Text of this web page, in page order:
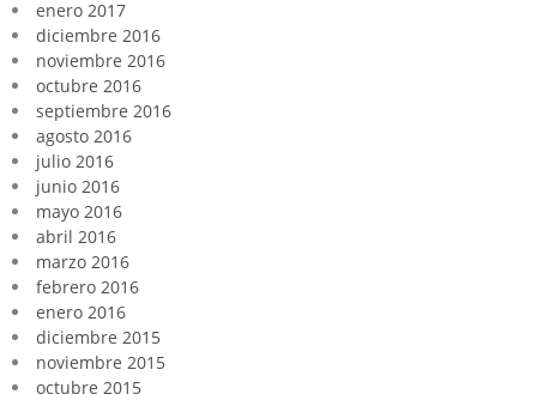
enero 2017
diciembre 2016
noviembre 2016
octubre 2016
septiembre 2016
agosto 2016
julio 2016
junio 2016
mayo 2016
abril 2016
marzo 2016
febrero 2016
enero 2016
diciembre 2015
noviembre 2015
octubre 2015